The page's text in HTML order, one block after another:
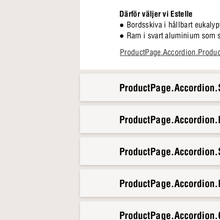
Därför väljer vi Estelle
● Bordsskiva i hållbart
● Ram i svart aluminium som
● Rymlig bordsskiva på 210
● Lätt att underhålla
Estelle är platsen där utelivet
återvänder till gång på gång.